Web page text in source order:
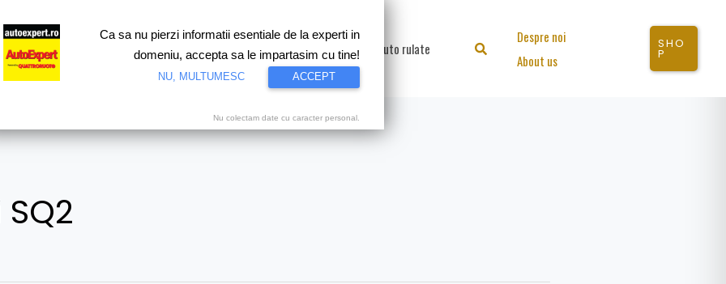
Test drive Motorsport Proiecte speciale Video Auto rulate Search
Despre noi
About us
SHO
P
Ca sa nu pierzi informatii esentiale de la experti in
domeniu, accepta sa le impartasim cu tine!
NU, MULTUMESC ACCEPT
Nu colectam date cu caracter personal.